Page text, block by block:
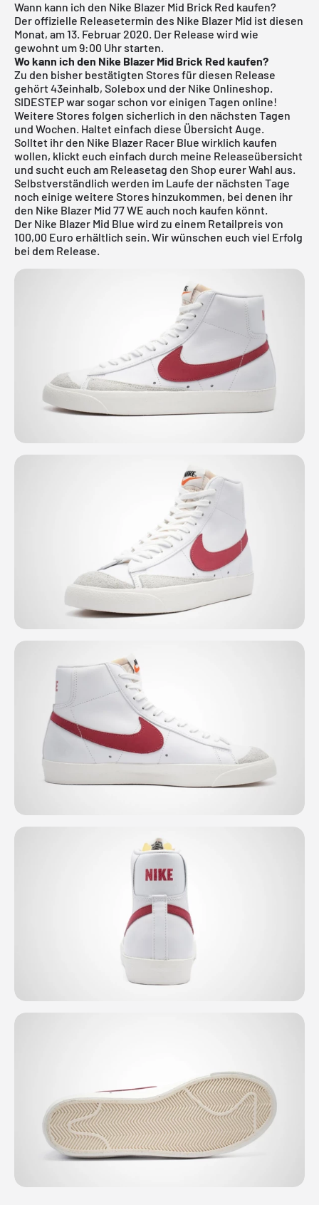
Wann kann ich den Nike Blazer Mid Brick Red kaufen?
Der offizielle Releasetermin des Nike Blazer Mid ist diesen
Monat, am 13. Februar 2020. Der Release wird wie
gewohnt um 9:00 Uhr starten.
Wo kann ich den Nike Blazer Mid Brick Red kaufen?
Zu den bisher bestätigten Stores für diesen Release
gehört43einhalb, Solebox und der Nike Onlineshop.
SIDESTEP war sogar schon vor einigen Tagen online!
Weitere Stores folgen sicherlich in den nächsten Tagen
und Wochen. Haltet einfach diese Übersicht Auge.
Solltet ihr den Nike Blazer Racer Blue wirklich kaufen
wollen, klickt euch einfach durch meine Releaseübersicht
und sucht euch am Releasetag den Shop eurer Wahl aus.
Selbstverständlich werden im Laufe der nächsten Tage
noch einige weitere Stores hinzukommen, bei denen ihr
den Nike Blazer Mid 77 WE auch noch kaufen könnt.
Der Nike Blazer Mid Blue wird zu einem Retailpreis von
100,00 Euro erhältlich sein. Wir wünschen euch viel Erfolg
bei dem Release.